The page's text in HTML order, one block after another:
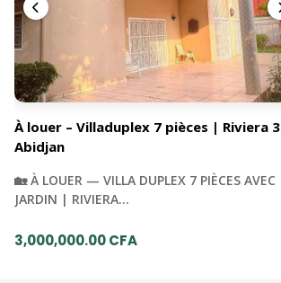
À louer – Villaduplex 7 pièces | Riviera 3
Abidjan
🏡 À LOUER — VILLA DUPLEX 7 PIÈCES AVEC
JARDIN | RIVIERA…
3,000,000.00 CFA